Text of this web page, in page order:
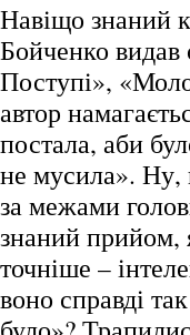
Навіщо знаний
Бойченко видав
Поступі»,
автор
постала, аби
не мусила». Ну,
за межами
знаний прийом,
точніше –
воно справді